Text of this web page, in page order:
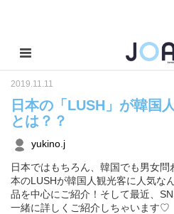
2019.11.11
日本の「LUSH」が韓国
とは？？
yukino.j
日本ではもちろん、韓国でも男女
本のLUSHが韓国人観光客に人気な
品を中心にご紹介！そして最近、
一緒に詳しくご紹介しちゃいます♡